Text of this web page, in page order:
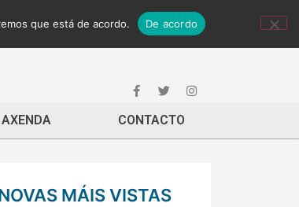
AXENDA CONTACTO
MÁIS VISTAS
que está de acordo. De acordo